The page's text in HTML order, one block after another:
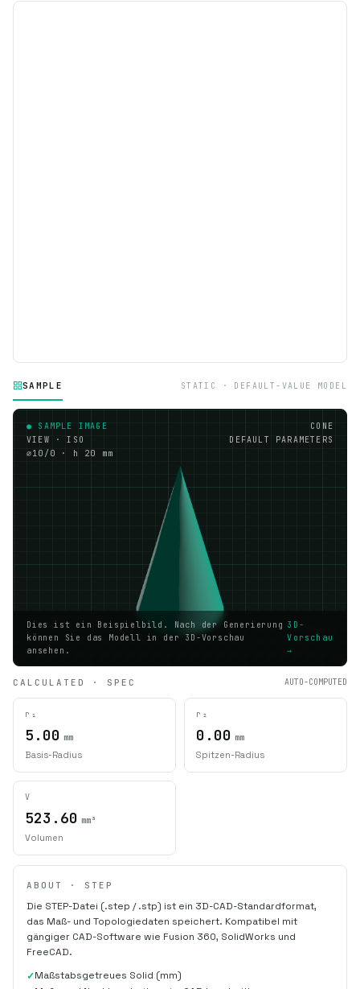
SAMPLE STATIC · DEFAULT-VALUE MODEL
● SAMPLE IMAGE
VIEW · ISO
⌀10/0 · h 20 mm
CONE
DEFAULT PARAMETERS
Dies ist ein Beispielbild. Nach der Generierung
können Sie das Modell in der 3D-Vorschau
ansehen.
3D-
Vorschau
→
CALCULATED · SPEC AUTO-COMPUTED
r₁
5.00 mm
Basis-Radius
r₂
0.00 mm
Spitzen-Radius
V
523.60 mm³
Volumen
ABOUT · STEP
Die STEP-Datei (.step / .stp) ist ein 3D-CAD-Standardformat,
das Maß- und Topologiedaten speichert. Kompatibel mit
gängiger CAD-Software wie Fusion 360, SolidWorks und
FreeCAD.
Maßstabsgetreues Solid (mm)